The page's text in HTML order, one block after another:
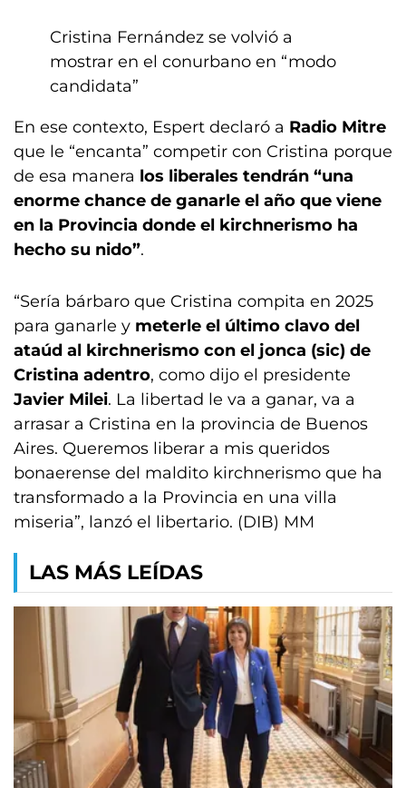
Cristina Fernández se volvió a
mostrar en el conurbano en “modo
candidata”
En ese contexto, Espert declaró a Radio Mitre
que le “encanta” competir con Cristina porque
de esa manera los liberales tendrán “una
enorme chance de ganarle el año que viene
en la Provincia donde el kirchnerismo ha
hecho su nido”.
“Sería bárbaro que Cristina compita en 2025
para ganarle y meterle el último clavo del
ataúd al kirchnerismo con el jonca (sic) de
Cristina adentro, como dijo el presidente
Javier Milei. La libertad le va a ganar, va a
arrasar a Cristina en la provincia de Buenos
Aires. Queremos liberar a mis queridos
bonaerense del maldito kirchnerismo que ha
transformado a la Provincia en una villa
miseria”, lanzó el libertario. (DIB) MM
LAS MÁS LEÍDAS